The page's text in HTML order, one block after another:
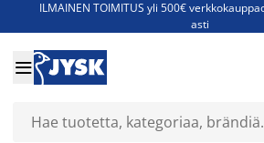
ILMAINEN TOIMITUS yli 500€
asti
Jenkkisänkyjä - Säästä jopa
